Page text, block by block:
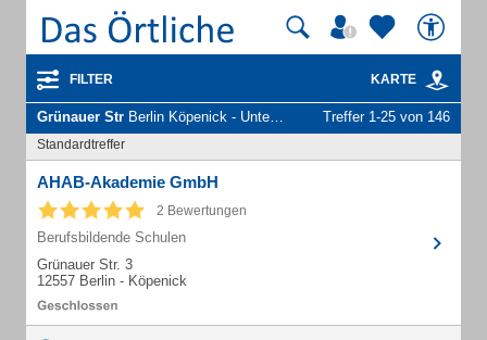
FILTER KARTE
Grünauer Str Berlin Köpenick - Unternehmen und Personen Treffer 1-25 von 146
Standardtreffer
AHAB-Akademie GmbH
2 Bewertungen
Berufsbildende Schulen
Grünauer Str. 3
12557 Berlin - Köpenick